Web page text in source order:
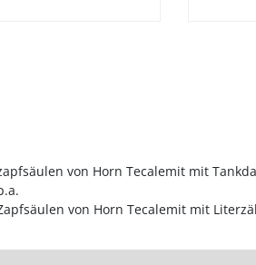
von Horn Tecalemit mit
von Horn Tecalemit mit